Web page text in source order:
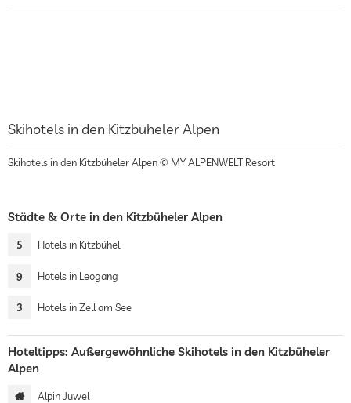
Skihotels in den Kitzbüheler Alpen
Skihotels in den Kitzbüheler Alpen © MY ALPENWELT Resort
Städte & Orte in den Kitzbüheler Alpen
5 Hotels in Kitzbühel
9 Hotels in Leogang
3 Hotels in Zell am See
Hoteltipps: Außergewöhnliche Skihotels in den Kitzbüheler
Alpen
Alpin Juwel